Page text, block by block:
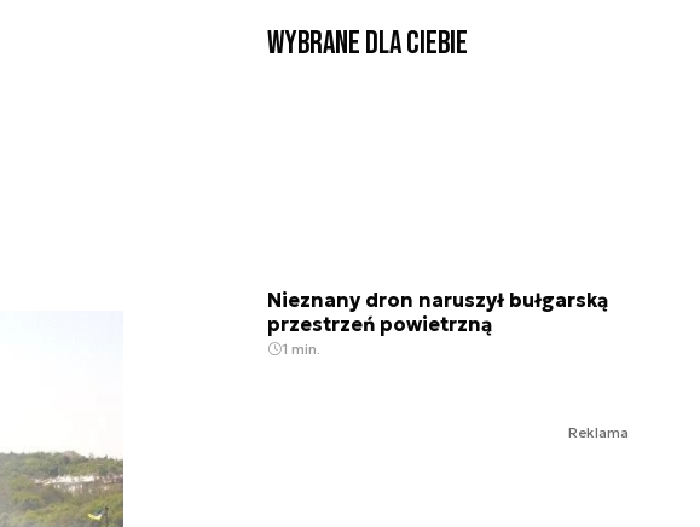
Wybrane dla Ciebie
Nieznany dron naruszył bułgarską
przestrzeń powietrzną
1 min.
Reklama